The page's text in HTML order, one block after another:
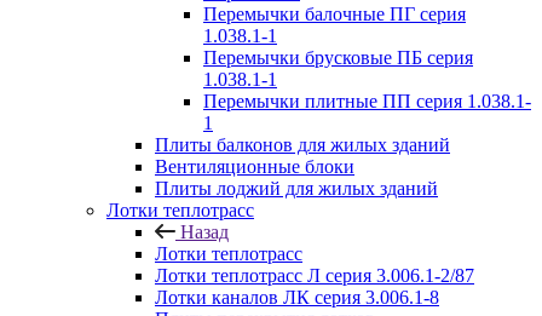
Перемычки балочные ПГ серия
1.038.1-1
Перемычки брусковые ПБ серия
1.038.1-1
Перемычки плитные ПП серия 1.038.1-
1
Плиты балконов для жилых зданий
Вентиляционные блоки
Плиты лоджий для жилых зданий
Лотки теплотрасс
Назад
Лотки теплотрасс
Лотки теплотрасс Л серия 3.006.1-2/87
Лотки каналов ЛК серия 3.006.1-8